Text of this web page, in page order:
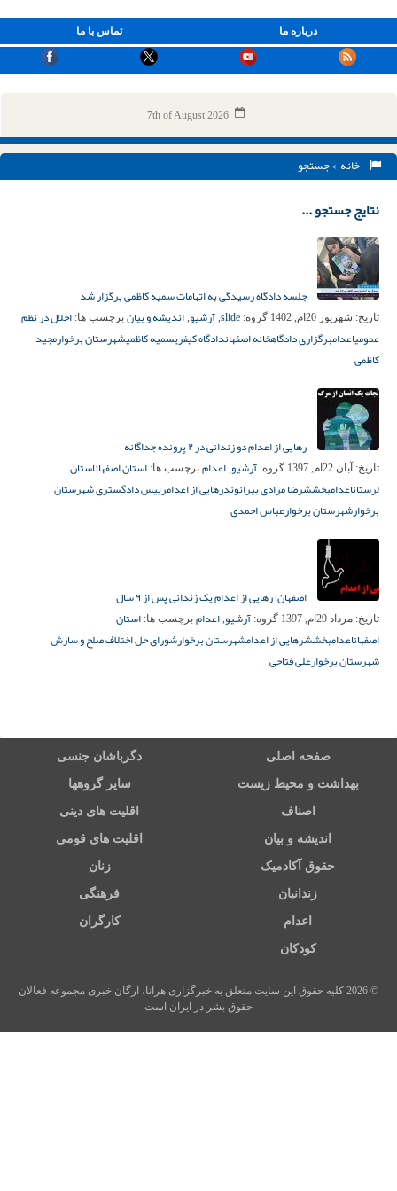
تماس با ما درباره ما
7th of August 2026
خانه > جستجو
نتایج جستجو ...
جلسه دادگاه رسیدگی به اتهامات سمیه کاظمی برگزار شد
تاریخ: شهریور 20ام, 1402 گروه: slide
, آرشیو, اندیشه و بیان برچسب ها: اخلال در نظم
عمومیاعدامبرگزاری دادگاهخانه اصفهاندادگاه کیفریسمیه کاظمیشهرستان برخوارمجید
کاظمی
رهایی از اعدام دو زندانی در ۲ پرونده جداگانه
تاریخ: آبان 22ام, 1397 گروه: آرشیو, اعدام برچسب ها: استان اصفهاناستان
لرستاناعدامبخششرضا مرادی بیرانوندرهایی از اعدامرییس دادگستری شهرستان
برخوارشهرستان برخوارعباس احمدی
اصفهان؛ رهایی از اعدام یک زندانی پس از ۹ سال
تاریخ: مرداد 29ام, 1397 گروه: آرشیو, اعدام برچسب ها: استان
اصفهاناعدامبخششرهایی از اعدامشهرستان برخوارشورای حل اختلاف صلح و سازش
شهرستان برخوارعلی فتاحی
صفحه اصلی دگرباشان جنسی
بهداشت و محیط زیست سایر گروهها
اصناف اقلیت های دینی
اندیشه و بیان اقلیت های قومی
حقوق آکادمیک زنان
زندانیان فرهنگی
اعدام کارگران
کودکان
© 2026 کلیه حقوق این سایت متعلق به خبرگزاری هرانا، ارگان خبری مجموعه فعالان
حقوق بشر در ایران است